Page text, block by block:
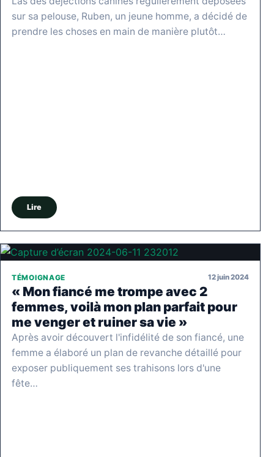
sur sa pelouse, Ruben, un jeune homme, a décidé de
prendre les choses en main de manière plutôt…
Lire
TÉMOIGNAGE 12 juin 2024
« Mon fiancé me trompe avec 2
femmes, voilà mon plan parfait pour
me venger et ruiner sa vie »
Après avoir découvert l'infidélité de son fiancé, une
femme a élaboré un plan de revanche détaillé pour
exposer publiquement ses trahisons lors d'une
fête…